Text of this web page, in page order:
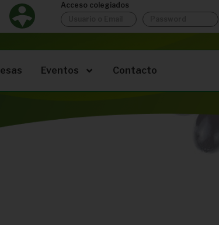
Acceso colegiados
Eventos Contacto